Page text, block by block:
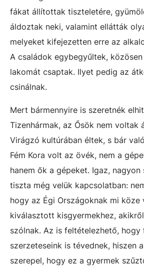
fákat állítottak tiszteletére,
áldoztak neki, valamint ellátták
melyeket kifejezetten erre az
A családok egybegyűltek,
lakomát csaptak. Ilyet pedig az
csinálnak.
Mert bármennyire is szeretnék
Tizenhármak, az Ősök nem voltak
Virágzó kultúrában éltek, s bár
Fém Kora volt az övék, nem a
hanem ők a gépeket. Igaz,
tiszta még velük kapcsolatban:
hogy az Égi Országoknak mi köze
kiválasztott kisgyermekhez,
szólnak. Az is feltételezhető,
szerzeteseink is tévednek, hiszen
szerepel, hogy ez a gyermek